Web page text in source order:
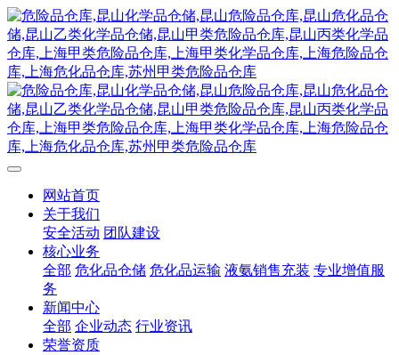
网站首页
关于我们
安全活动 团队建设
核心业务
全部 危化品仓储 危化品运输 液氨销售充装 专业增值服
务
新闻中心
全部 企业动态 行业资讯
荣誉资质